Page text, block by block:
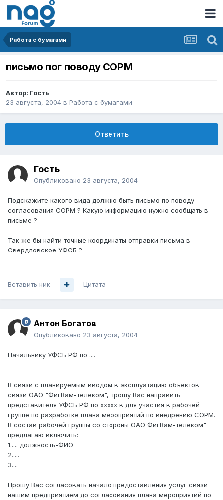
Работа с бумагами
письмо пог поводу СОРМ
Автор: Гость
23 августа, 2004 в Работа с бумагами
Ответить
Гость
Опубликовано 23 августа, 2004
Подскажите какого вида должно быть письмо по поводу
согласования СОРМ ? Какую информацию нужно сообщать в
письме ?
Так же бы найти точные координаты отправки письма в
Свердловское УФСБ ?
Вставить ник Цитата
Антон Богатов
Опубликовано 23 августа, 2004
Начальнику УФСБ РФ по ....
В связи с планируемым вводом в эксплуатацию объектов
связи ОАО "ФигВам-телеком", прошу Вас направить
представителя УФСБ РФ по ххххх в для участия в рабочей
группе по разработке плана мероприятий по внедрению СОРМ.
В состав рабочей группы со стороны ОАО ФигВам-телеком"
предлагаю включить:
1..... должность-ФИО
2.....
3....
Прошу Вас согласовать начало предоставления услуг связи
нашим предприятием до согласования плана мероприятий по